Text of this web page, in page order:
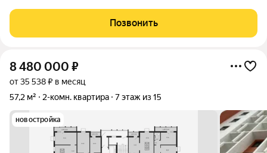
жизни и эстетики городского жилья высшего уровня.
Представляем вам исключительную квартиру,
Позвонить
8 480 000 ₽
от 35 538 ₽ в месяц
57,2 м²
2-комн. квартира 7 этаж из 15
новостройка